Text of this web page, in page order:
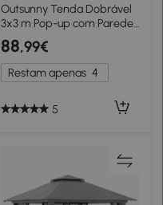
Outsunny Tenda Dobrável
3x3 m Pop-up com Parede
Lateral Proteção UPF50+
Empurre Central Altura
Ajustável Verde
88,99€
Restam apenas 4
5